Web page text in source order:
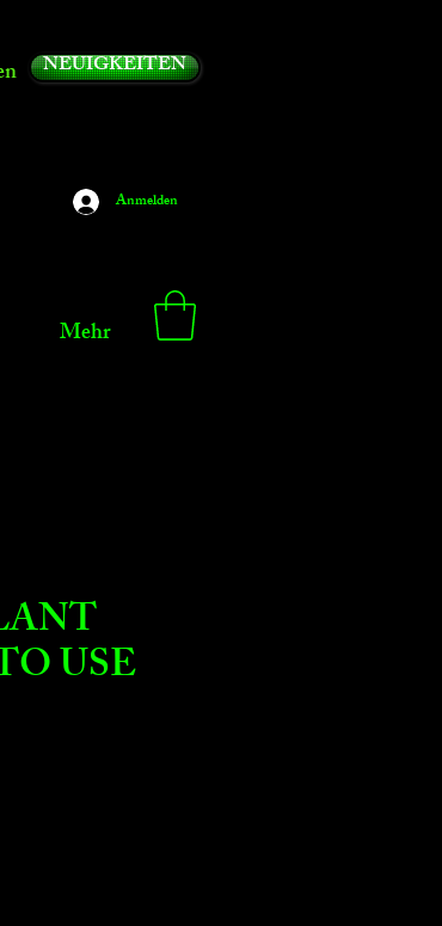
NEUIGKEITEN
Anmelden
Mehr
USE